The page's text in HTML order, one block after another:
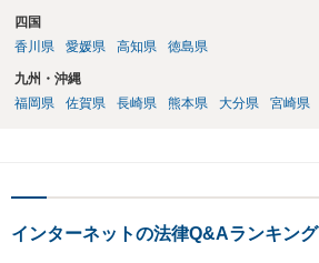
四国
香川県
愛媛県 高知県 徳島県
九州・沖縄
福岡県
佐賀県 長崎県 熊本県 大分県 宮崎県
インターネットの法律Q&Aランキング